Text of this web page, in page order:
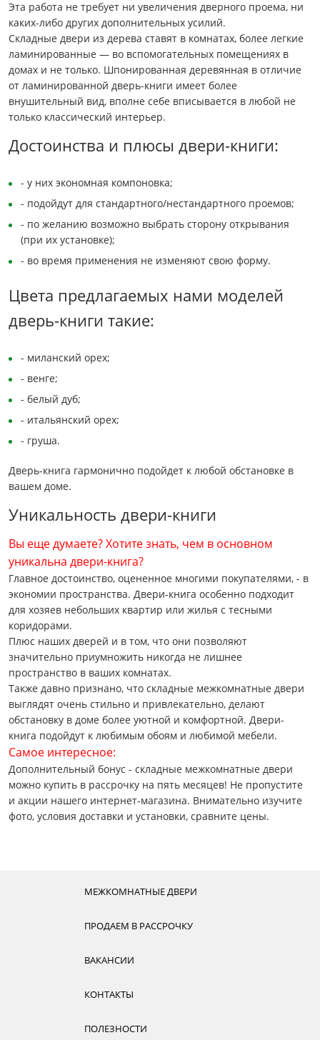
Эта работа не требует ни увеличения дверного проема, ни
каких-либо других дополнительных усилий.
Складные двери из дерева ставят в комнатах, более легкие
ламинированные — во вспомогательных помещениях в
домах и не только. Шпонированная деревянная в отличие
от ламинированной дверь-книги имеет более
внушительный вид, вполне себе вписывается в любой не
только классический интерьер.
Достоинства и плюсы двери-книги:
- у них экономная компоновка;
- подойдут для стандартного/нестандартного проемов;
- по желанию возможно выбрать сторону открывания
(при их установке);
- во время применения не изменяют свою форму.
Цвета предлагаемых нами моделей
дверь-книги такие:
- миланский орех;
- венге;
- белый дуб;
- итальянский орех;
- груша.
Дверь-книга гармонично подойдет к любой обстановке в
вашем доме.
Уникальность двери-книги
Вы еще думаете? Хотите знать, чем в основном
уникальна двери-книга?
Главное достоинство, оцененное многими покупателями, - в
экономии пространства. Двери-книга особенно подходит
для хозяев небольших квартир или жилья с тесными
коридорами.
Плюс наших дверей и в том, что они позволяют
значительно приумножить никогда не лишнее
пространство в ваших комнатах.
Также давно признано, что складные межкомнатные двери
выглядят очень стильно и привлекательно, делают
обстановку в доме более уютной и комфортной. Двери-
книга подойдут к любимым обоям и любимой мебели.
Самое интересное:
Дополнительный бонус - складные межкомнатные двери
можно купить в рассрочку на пять месяцев! Не пропустите
и акции нашего интернет-магазина. Внимательно изучите
фото, условия доставки и установки, сравните цены.
МЕЖКОМНАТНЫЕ ДВЕРИ
ПРОДАЕМ В РАССРОЧКУ
ВАКАНСИИ
КОНТАКТЫ
ПОЛЕЗНОСТИ